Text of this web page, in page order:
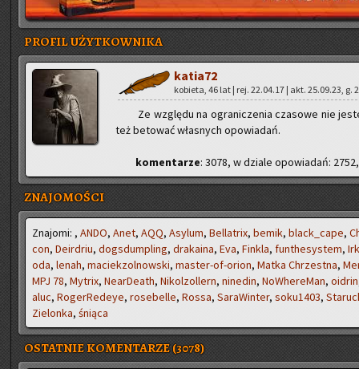
PROFIL UŻYTKOWNIKA
ka­tia­72
ko­bie­ta, 46 lat | rej. 22.04.17 | akt. 25.09.23, g.
Ze wzglę­du na ogra­ni­cze­nia cza­so­we nie
też be­to­wać wła­snych opo­wia­dań.
ko­men­ta­rze: 3078, w dzia­le opo­wia­dań:
ZNAJOMOŚCI
Zna­jo­mi: , ANDO, Anet, AQQ, Asy­lum, Bel­la­trix, bemik, black_ca­pe,
con, De­ir­driu, do­gs­dum­pling, dra­ka­ina, Eva, Fin­kla, fun­the­sys­tem,
oda, lenah, ma­ciek­zol­now­ski, ma­ster-of-orion, Matka Chrzest­na,
MPJ 78, My­trix, Ne­ar­De­ath, Ni­kol­zol­lern, ni­ne­din, No­Whe­re­Man, oidrin
aluc, Ro­ger­Re­deye, ro­se­bel­le, Rossa, Sa­ra­Win­ter, so­ku­1403,
Zie­lon­ka, śnią­ca
OSTATNIE KOMENTARZE (3078)